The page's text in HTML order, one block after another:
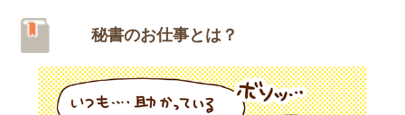
秘書のお仕事とは？